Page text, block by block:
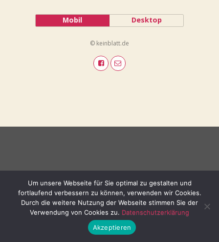
Mobil Desktop
© keinblatt.de
Um unsere Webseite für Sie optimal zu gestalten und
fortlaufend verbessern zu können, verwenden wir Cookies.
Durch die weitere Nutzung der Webseite stimmen Sie der
Verwendung von Cookies zu. Datenschutzerklärung
Akzeptieren